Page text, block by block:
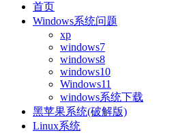
首页
Windows系统问题
xp
windows7
windows8
windows10
Windows11
windows系统下载
黑苹果系统(破解版)
Linux系统